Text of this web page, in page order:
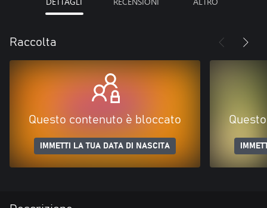
Raccolta
Questo contenuto è bloccato
IMMETTI LA TUA DATA DI NASCITA